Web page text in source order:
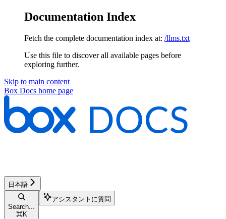
Documentation Index
Fetch the complete documentation index at: /llms.txt
Use this file to discover all available pages before
exploring further.
Skip to main content
Box Docs home page
日本語
Search...
⌘K
アシスタントに質問